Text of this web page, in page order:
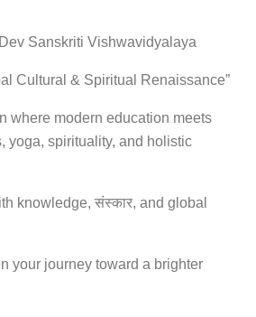
Sanskriti Vishwavidyalaya
Cultural & Spiritual Renaissance”
where modern education meets
yoga, spirituality, and holistic
knowledge, संस्कार, and global
your journey toward a brighter